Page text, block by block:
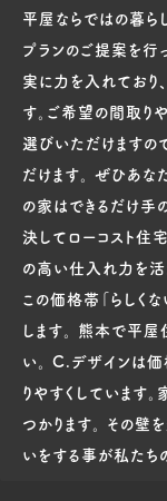
平屋ならではの暮ら
プランのご提案を行
実に力を入れており
す。ご希望の間取り
選びいただけますの
だけます。 ぜひあな
の家はできるだけ手
決してローコスト住
の高い仕入れ力を
この価格帯「らしく
します。 熊本で平
い。 C.デザインは
りやすくしています
つかります。 その壁
いをする事が私たち